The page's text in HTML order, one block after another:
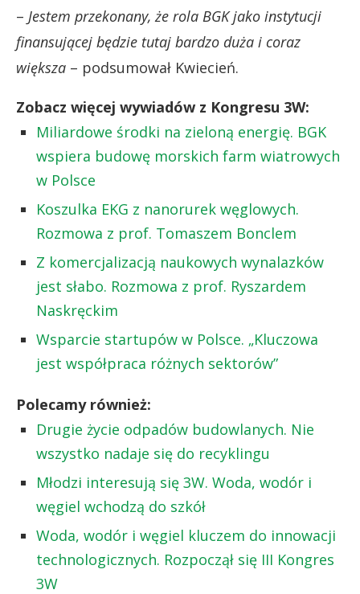
– Jestem przekonany, że rola BGK jako instytucji
finansującej będzie tutaj bardzo duża i coraz
większa – podsumował Kwiecień.
Zobacz więcej wywiadów z Kongresu 3W:
Miliardowe środki na zieloną energię. BGK
wspiera budowę morskich farm wiatrowych
w Polsce
Koszulka EKG z nanorurek węglowych.
Rozmowa z prof. Tomaszem Bonclem
Z komercjalizacją naukowych wynalazków
jest słabo. Rozmowa z prof. Ryszardem
Naskręckim
Wsparcie startupów w Polsce. „Kluczowa
jest współpraca różnych sektorów”
Polecamy również:
Drugie życie odpadów budowlanych. Nie
wszystko nadaje się do recyklingu
Młodzi interesują się 3W. Woda, wodór i
węgiel wchodzą do szkół
Woda, wodór i węgiel kluczem do innowacji
technologicznych. Rozpoczął się III Kongres
3W